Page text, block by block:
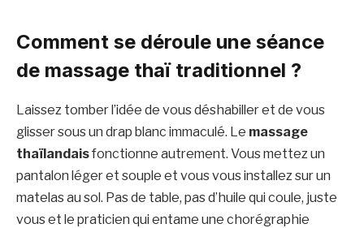
Comment se déroule une séance
de massage thaï traditionnel ?
Laissez tomber l’idée de vous déshabiller et de vous
glisser sous un drap blanc immaculé. Le massage
thaïlandaisfonctionne autrement. Vous mettez un
pantalon léger et souple et vous vous installez sur un
matelas au sol. Pas de table, pas d’huile qui coule, juste
vous et le praticien qui entame une chorégraphie